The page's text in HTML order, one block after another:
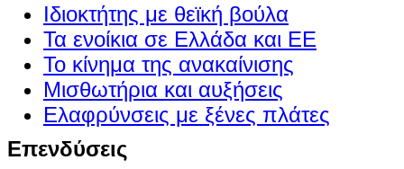
Ιδιοκτήτης με θεϊκή βούλα
Τα ενοίκια σε Ελλάδα και ΕΕ
Το κίνημα της ανακαίνισης
Μισθωτήρια και αυξήσεις
Ελαφρύνσεις με ξένες πλάτες
Επενδύσεις